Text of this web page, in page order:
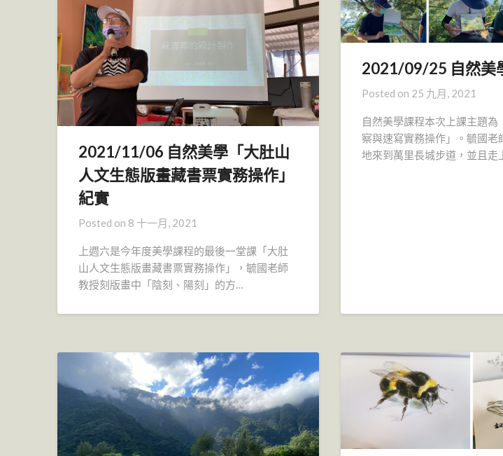
2021/11/06 自然美學「大肚山
人文生態版畫藏書票實務操作」
紀實
Posted on 8 十一月, 2021
上週六是今年度美學課程的最後一堂課「大肚
山人文生態版畫藏書票實務操作」，毓國老師
教授刻版畫中「陰刻、陽刻」的方…
2021/09/25 自然美
Posted on 25 九月, 2021
自然美學課程本次上課主題為
察與速寫實務操作」。毓國老
地來到萬里長城步道，並且走